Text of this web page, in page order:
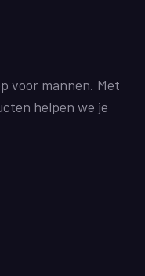
voor mannen. Met
helpen we je